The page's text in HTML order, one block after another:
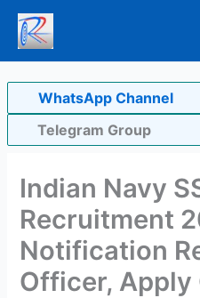
Skip
content
WhatsApp Channel
Telegram Group
Indian Navy
Recruitment
Notification
Officer, Apply